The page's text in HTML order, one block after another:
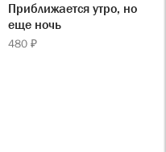
Приближается утро, но
еще ночь
480 ₽